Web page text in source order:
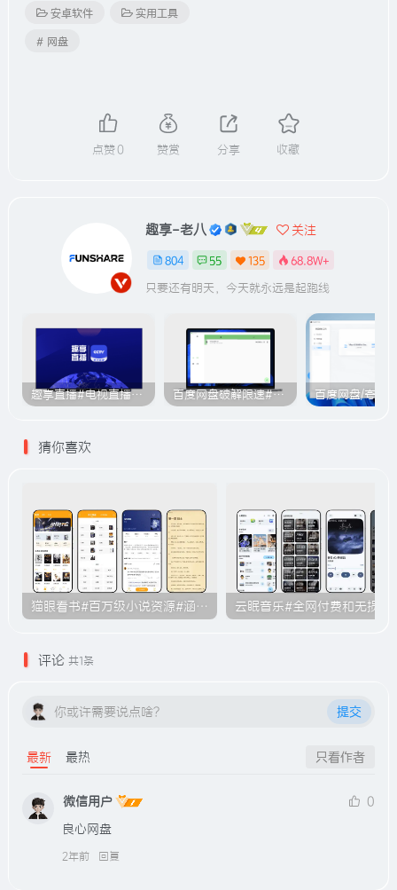
安卓软件 实用工具
# 网盘
点赞0 赞赏 分享 收藏
趣享-老八 关注
804 55 135 68.8W+
只要还有明天，今天就永远是起跑线
趣享直播#电视直播软件#2000+个超清直播频道#支持电视和安卓手机 百度网盘破解限速#突破官方限速#满速下载#A614
猜你喜欢
猫眼看书#百万级小说资源#涵盖各大平台的付费小说#无广告#B011
评论 共1条
你或许需要说点啥？ 提交
最新 最热 只看作者
微信用户
0
良心网盘
2年前 回复